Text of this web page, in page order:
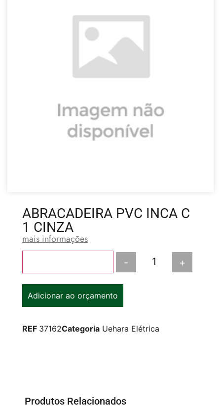
ABRACADEIRA PVC INCA C
1 CINZA
mais informações
- +
Adicionar ao orçamento
REF 37162Categoria Uehara Elétrica
Produtos Relacionados